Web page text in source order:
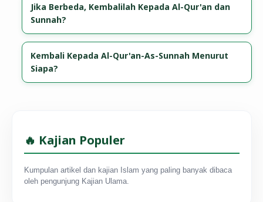
Jika Berbeda, Kembalilah Kepada Al-Qur'an dan
Sunnah?
Kembali Kepada Al-Qur'an-As-Sunnah Menurut
Siapa?
🔥 Kajian Populer
Kumpulan artikel dan kajian Islam yang paling banyak dibaca
oleh pengunjung Kajian Ulama.